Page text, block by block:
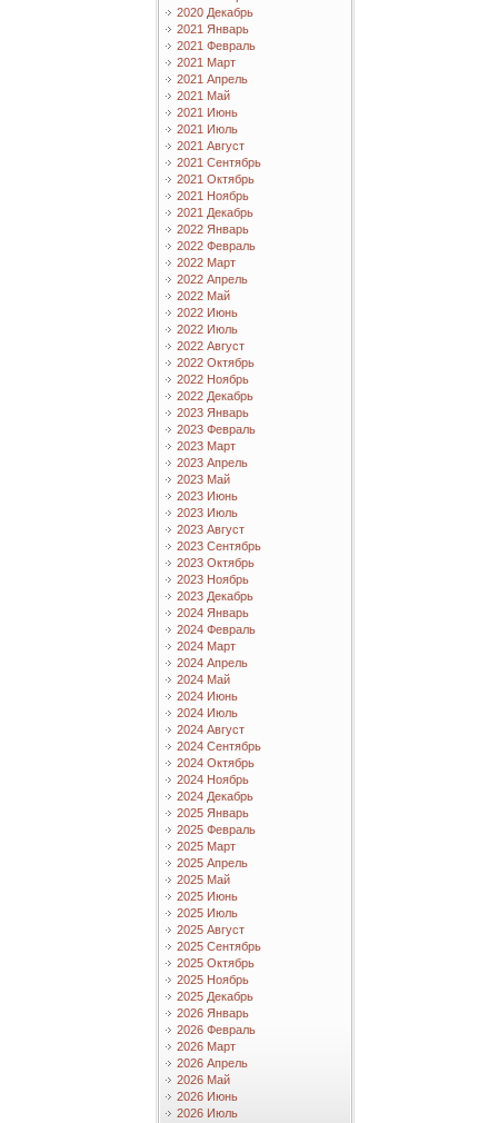
2020 Декабрь
2021 Январь
2021 Февраль
2021 Март
2021 Апрель
2021 Май
2021 Июнь
2021 Июль
2021 Август
2021 Сентябрь
2021 Октябрь
2021 Ноябрь
2021 Декабрь
2022 Январь
2022 Февраль
2022 Март
2022 Апрель
2022 Май
2022 Июнь
2022 Июль
2022 Август
2022 Октябрь
2022 Ноябрь
2022 Декабрь
2023 Январь
2023 Февраль
2023 Март
2023 Апрель
2023 Май
2023 Июнь
2023 Июль
2023 Август
2023 Сентябрь
2023 Октябрь
2023 Ноябрь
2023 Декабрь
2024 Январь
2024 Февраль
2024 Март
2024 Апрель
2024 Май
2024 Июнь
2024 Июль
2024 Август
2024 Сентябрь
2024 Октябрь
2024 Ноябрь
2024 Декабрь
2025 Январь
2025 Февраль
2025 Март
2025 Апрель
2025 Май
2025 Июнь
2025 Июль
2025 Август
2025 Сентябрь
2025 Октябрь
2025 Ноябрь
2025 Декабрь
2026 Январь
2026 Февраль
2026 Март
2026 Апрель
2026 Май
2026 Июнь
2026 Июль